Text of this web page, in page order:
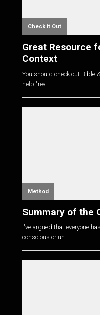
Check it Out
Great Resource
Context
You should check out Bible
help "rea...
Method
Summary of the
I've argued that everyone
conscious or un...